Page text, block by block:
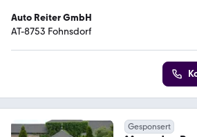
Auto Reiter GmbH
AT-8753 Fohnsdorf
Gesponsert